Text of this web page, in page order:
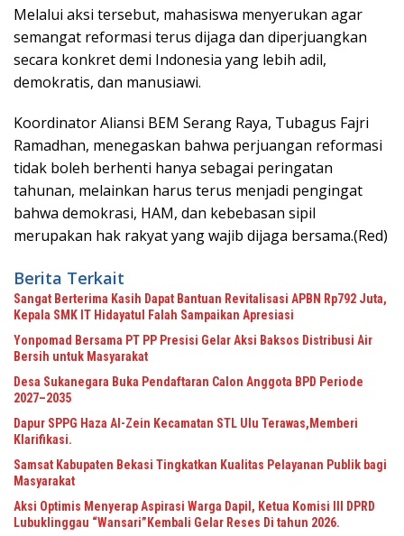
Melalui aksi tersebut, mahasiswa menyerukan agar
semangat reformasi terus dijaga dan diperjuangkan
secara konkret demi Indonesia yang lebih adil,
demokratis, dan manusiawi.
Koordinator Aliansi BEM Serang Raya, Tubagus Fajri
Ramadhan, menegaskan bahwa perjuangan reformasi
tidak boleh berhenti hanya sebagai peringatan
tahunan, melainkan harus terus menjadi pengingat
bahwa demokrasi, HAM, dan kebebasan sipil
merupakan hak rakyat yang wajib dijaga bersama.(Red)
Berita Terkait
Sangat Berterima Kasih Dapat Bantuan Revitalisasi APBN Rp792 Juta,
Kepala SMK IT Hidayatul Falah Sampaikan Apresiasi
Yonpomad Bersama PT PP Presisi Gelar Aksi Baksos Distribusi Air
Bersih untuk Masyarakat
Desa Sukanegara Buka Pendaftaran Calon Anggota BPD Periode
2027–2035
Dapur SPPG Haza Al-Zein Kecamatan STL Ulu Terawas,Memberi
Klarifikasi.
Samsat Kabupaten Bekasi Tingkatkan Kualitas Pelayanan Publik bagi
Masyarakat
Aksi Optimis Menyerap Aspirasi Warga Dapil, Ketua Komisi III DPRD
Lubuklinggau “Wansari”Kembali Gelar Reses Di tahun 2026.